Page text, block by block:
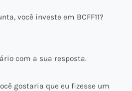
você investe em BCFF11?
com a sua resposta.
gostaria que eu fizesse um